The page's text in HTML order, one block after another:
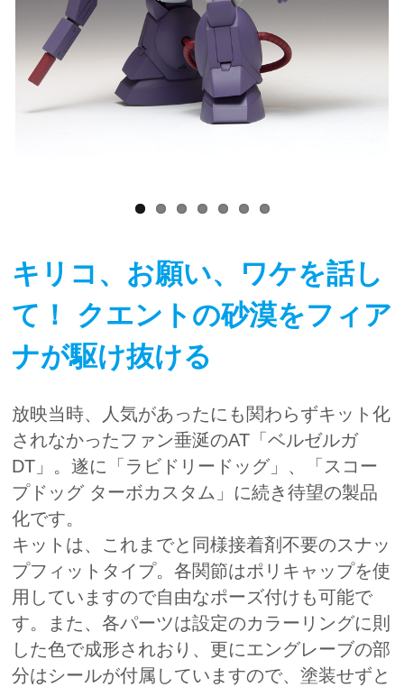
キリコ、お願い、ワケを話し
て！ クエントの砂漠をフィア
ナが駆け抜ける
放映当時、人気があったにも関わらずキット化
されなかったファン垂涎のAT「ベルゼルガ
DT」。遂に「ラビドリードッグ」、「スコー
プドッグ ターボカスタム」に続き待望の製品
化です。
キットは、これまでと同様接着剤不要のスナッ
プフィットタイプ。各関節はポリキャップを使
用していますので自由なポーズ付けも可能で
す。また、各パーツは設定のカラーリングに則
した色で成形されおり、更にエングレーブの部
分はシールが付属していますので、塗装せずと